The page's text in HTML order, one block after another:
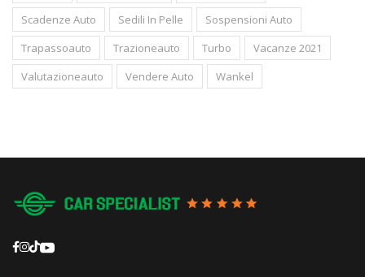
Scadenze Auto
Sedili In Pelle
Sospensioni Auto
Trapassoauto
Trazioneauto Turbo
Vacanze 2021
Valutazioneauto
Vendere Auto Wankel